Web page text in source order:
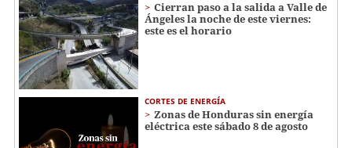
Cierran paso a la salida a Valle de
Ángeles la noche de este viernes:
este es el horario
CORTES DE ENERGÍA
Zonas de Honduras sin energía
eléctrica este sábado 8 de agosto